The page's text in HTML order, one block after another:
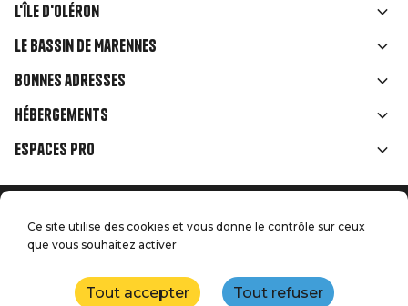
Liens
rubriques
L'île d'Oléron
Le Bassin de Marennes
Bonnes adresses
Hébergements
Espaces Pro
Menu
Accueil
Mentions légales
Presse
Nous contacter
Plan du site
Ce site utilise des cookies et vous donne le contrôle sur ceux
que vous souhaitez activer
Tout accepter Tout refuser